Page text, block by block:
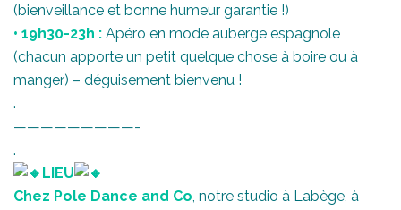
(bienveillance et bonne humeur garantie !)
• 19h30-23h : Apéro en mode auberge espagnole
(chacun apporte un petit quelque chose à boire ou à
manger) – déguisement bienvenu !
.
—————————-
.
LIEU
Chez Pole Dance and Co, notre studio à Labège, à